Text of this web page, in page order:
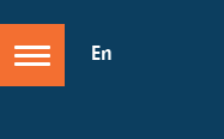
En